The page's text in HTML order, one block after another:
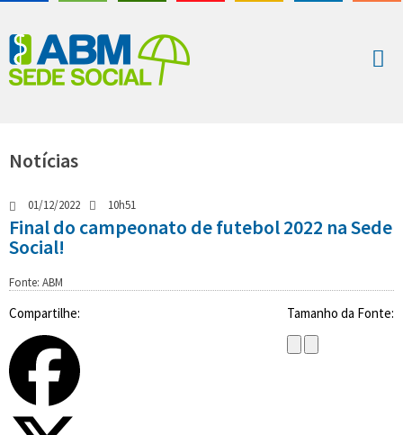
Notícias
01/12/2022 10h51
Final do campeonato de futebol 2022 na Sede
Social!
Fonte: ABM
Compartilhe: Tamanho da Fonte: